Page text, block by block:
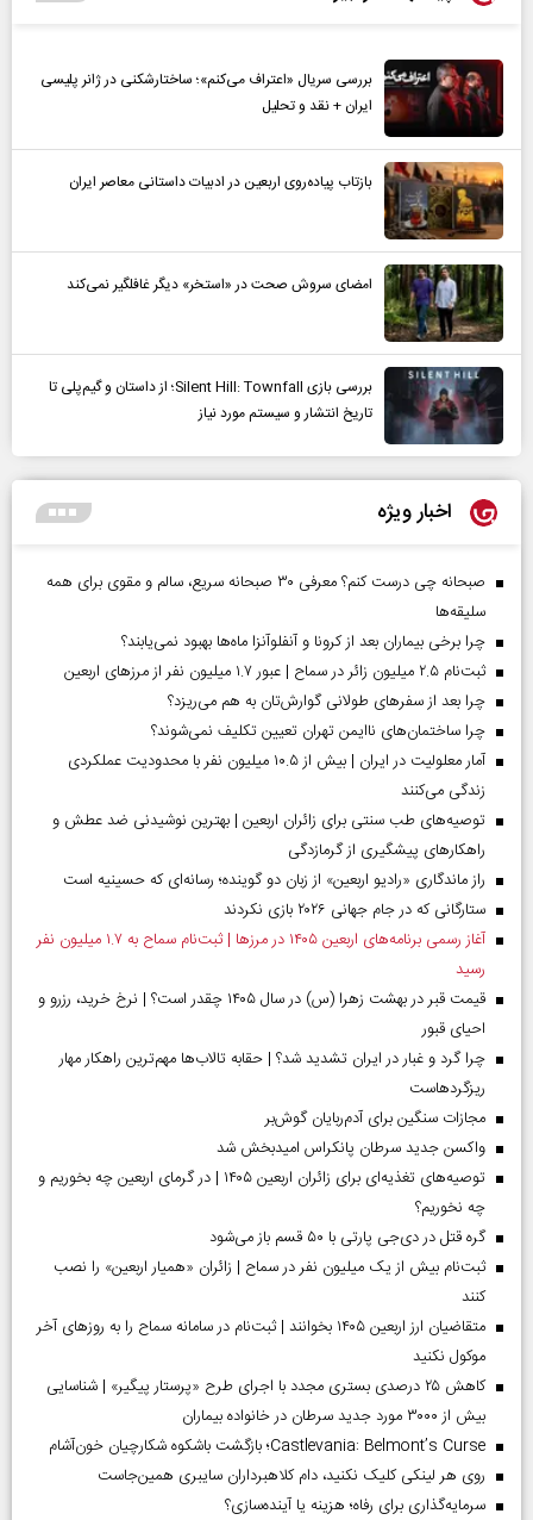
بررسی سریال «اعتراف می‌کنم»؛ ساختارشکنی در ژانر پلیسی
ایران + نقد و تحلیل
بازتاب پیاده‌روی اربعین در ادبیات داستانی معاصر ایران
امضای سروش صحت در «استخر» دیگر غافلگیر نمی‌کند
بررسی بازی Silent Hill: Townfall؛ از داستان و گیم‌پلی تا
تاریخ انتشار و سیستم مورد نیاز
اخبار ویژه
صبحانه چی درست کنم؟ معرفی ۳۰ صبحانه سریع، سالم و مقوی برای همه
سلیقه‌ها
چرا برخی بیماران بعد از کرونا و آنفلوآنزا ماه‌ها بهبود نمی‌یابند؟
ثبت‌نام ۲.۵ میلیون زائر در سماح | عبور ۱.۷ میلیون نفر از مرز‌های اربعین
چرا بعد از سفرهای طولانی گوارش‌تان به هم می‌ریزد؟
چرا ساختمان‌های ناایمن تهران تعیین تکلیف نمی‌شوند؟
آمار معلولیت در ایران | بیش از ۱۰.۵ میلیون نفر با محدودیت عملکردی
زندگی می‌کنند
توصیه‌های طب سنتی برای زائران اربعین | بهترین نوشیدنی ضد عطش و
راهکارهای پیشگیری از گرمازدگی
راز ماندگاری «رادیو اربعین» از زبان دو گوینده؛ رسانه‌ای که حسینیه است
ستارگانی که در جام جهانی ۲۰۲۶ بازی نکردند
آغاز رسمی برنامه‌های اربعین ۱۴۰۵ در مرز‌ها | ثبت‌نام سماح به ۱.۷ میلیون نفر
رسید
قیمت قبر در بهشت زهرا (س) در سال ۱۴۰۵ چقدر است؟ | نرخ خرید، رزرو و
احیای قبور
چرا گرد و غبار در ایران تشدید شد؟ | حقابه تالاب‌ها مهم‌ترین راهکار مهار
ریزگردهاست
مجازات سنگین برای آدم‌ربایان گوش‌بر
واکسن جدید سرطان پانکراس امیدبخش شد
توصیه‌های تغذیه‌ای برای زائران اربعین ۱۴۰۵ | در گرمای اربعین چه بخوریم و
چه نخوریم؟
گره قتل در دی‌جی پارتی با ۵۰ قسم باز می‌شود
ثبت‌نام بیش از یک میلیون نفر در سماح | زائران «همیار اربعین» را نصب
کنند
متقاضیان ارز اربعین ۱۴۰۵ بخوانند | ثبت‌نام در سامانه سماح را به روز‌های آخر
موکول نکنید
کاهش ۲۵ درصدی بستری مجدد با اجرای طرح «پرستار پیگیر» | شناسایی
بیش از ۳۰۰۰ مورد جدید سرطان در خانواده بیماران
Castlevania: Belmont’s Curse؛ بازگشت باشکوه شکارچیان خون‌آشام
روی هر لینکی کلیک نکنید، دام کلاهبرداران سایبری همین‌جاست
سرمایه‌گذاری برای رفاه؛ هزینه یا آینده‌سازی؟